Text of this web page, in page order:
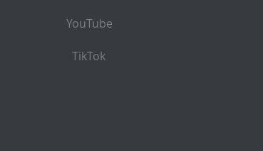
YouTube
TikTok